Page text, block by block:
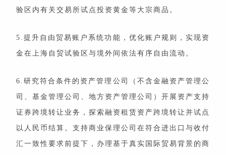
验区内有关交易所试点投资黄金等大宗商品。
5.提升自由贸易账户系统功能，优化账户规则，实现资
金在上海自贸试验区与境外间依法有序自由流动。
6.研究符合条件的资产管理公司（不含金融资产管理公
司、基金管理公司、地方资产管理公司）开展资产支持
证券跨境转让业务，探索融资租赁资产跨境转让并试点
以人民币结算。支持商业保理公司在符合进出口与收付
汇一致性要求前提下，办理基于真实国际贸易背景的商